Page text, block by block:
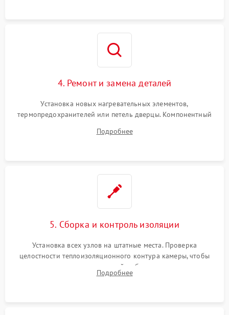
4. Ремонт и замена деталей
Установка новых нагревательных элементов,
термопредохранителей или петель дверцы. Компонентный
выгоревших реле, восстановление контактов и замена
Подробнее
5. Сборка и контроль изоляции
Установка всех узлов на штатные места. Проверка
целостности теплоизоляционного контура камеры, чтобы
исключить перегрев кухонной мебели и потерю тепла.
Надежная фиксация клемм и сборка корпуса шкафа.
Подробнее